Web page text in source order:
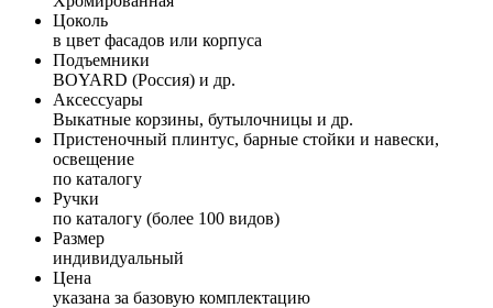
Цоколь
в цвет фасадов или корпуса
Подъемники
BOYARD (Россия) и др.
Аксессуары
Выкатные корзины, бутылочницы и др.
Пристеночный плинтус, барные стойки и навески,
освещение
по каталогу
Ручки
по каталогу (более 100 видов)
Размер
индивидуальный
Цена
указана за базовую комплектацию